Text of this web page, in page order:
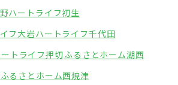
ハートライフ初生
フ大岩ハートライフ千代田
トライフ押切ふるさとホーム湖西
ふるさとホーム西焼津